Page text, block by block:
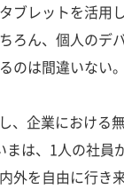
ブレットを活用
ろん、個人のデ
のは間違いない。
、企業における
は、1人の社員
外を自由に行き